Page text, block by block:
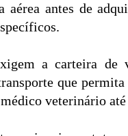
aérea antes de
a carteira
que
veterinário